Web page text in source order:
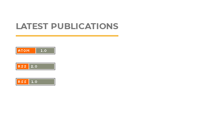
LATEST PUBLICATIONS